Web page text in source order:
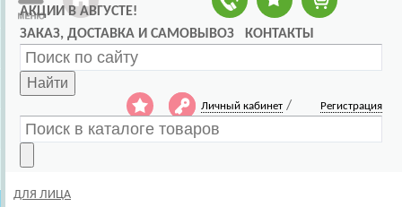
АКЦИИ В АВГУСТЕ!
ЗАКАЗ, ДОСТАВКА И САМОВЫВОЗ
КОНТАКТЫ
Найти
Личный кабинет / Регистрация
ДЛЯ ЛИЦА